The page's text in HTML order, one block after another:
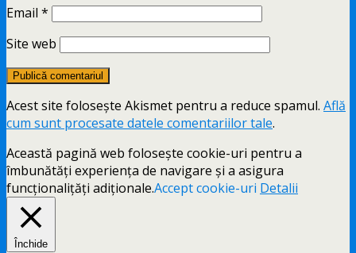
Email *
Site web
Acest site folosește Akismet pentru a reduce spamul. Află
cum sunt procesate datele comentariilor tale.
Această pagină web folosește cookie-uri pentru a
îmbunătăți experiența de navigare și a asigura
funcționalițăți adiționale.Accept cookie-uri Detalii
Închide